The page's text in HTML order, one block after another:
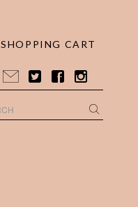
SHOPPING CART